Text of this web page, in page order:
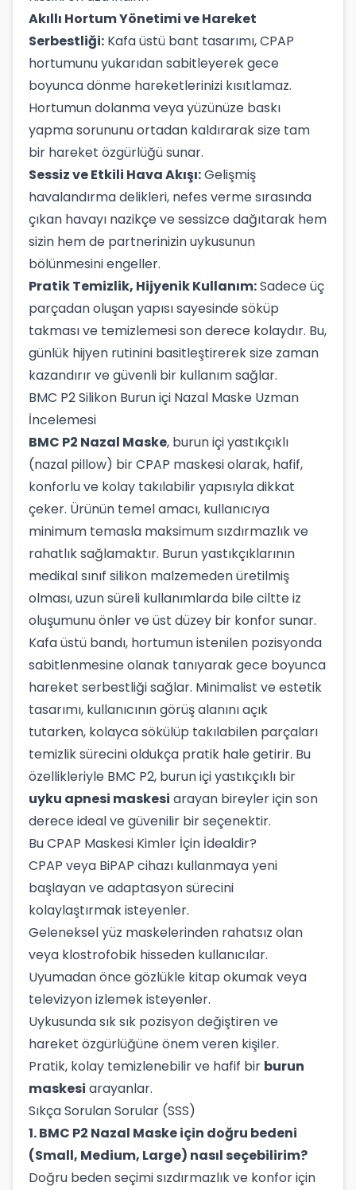
Akıllı Hortum Yönetimi ve Hareket
Serbestliği: Kafa üstü bant tasarımı, CPAP
hortumunu yukarıdan sabitleyerek gece
boyunca dönme hareketlerinizi kısıtlamaz.
Hortumun dolanma veya yüzünüze baskı
yapma sorununu ortadan kaldırarak size tam
bir hareket özgürlüğü sunar.
Sessiz ve Etkili Hava Akışı:Gelişmiş
havalandırma delikleri, nefes verme sırasında
çıkan havayı nazikçe ve sessizce dağıtarak hem
sizin hem de partnerinizin uykusunun
bölünmesini engeller.
Pratik Temizlik, Hijyenik Kullanım:Sadece üç
parçadan oluşan yapısı sayesinde söküp
takması ve temizlemesi son derece kolaydır. Bu,
günlük hijyen rutinini basitleştirerek size zaman
kazandırır ve güvenli bir kullanım sağlar.
BMC P2 Silikon Burun içi Nazal Maske Uzman
İncelemesi
BMC P2 Nazal Maske, burun içi yastıkçıklı
(nazal pillow) bir CPAP maskesi olarak, hafif,
konforlu ve kolay takılabilir yapısıyla dikkat
çeker. Ürünün temel amacı, kullanıcıya
minimum temasla maksimum sızdırmazlık ve
rahatlık sağlamaktır. Burun yastıkçıklarının
medikal sınıf silikon malzemeden üretilmiş
olması, uzun süreli kullanımlarda bile ciltte iz
oluşumunu önler ve üst düzey bir konfor sunar.
Kafa üstü bandı, hortumun istenilen pozisyonda
sabitlenmesine olanak tanıyarak gece boyunca
hareket serbestliği sağlar. Minimalist ve estetik
tasarımı, kullanıcının görüş alanını açık
tutarken, kolayca sökülüp takılabilen parçaları
temizlik sürecini oldukça pratik hale getirir. Bu
özellikleriyle BMC P2, burun içi yastıkçıklı bir
uyku apnesi maskesi arayan bireyler için son
derece ideal ve güvenilir bir seçenektir.
Bu CPAP Maskesi Kimler İçin İdealdir?
CPAP veya BiPAP cihazı kullanmaya yeni
başlayan ve adaptasyon sürecini
kolaylaştırmak isteyenler.
Geleneksel yüz maskelerinden rahatsız olan
veya klostrofobik hisseden kullanıcılar.
Uyumadan önce gözlükle kitap okumak veya
televizyon izlemek isteyenler.
Uykusunda sık sık pozisyon değiştiren ve
hareket özgürlüğüne önem veren kişiler.
Pratik, kolay temizlenebilir ve hafif bir burun
maskesi arayanlar.
Sıkça Sorulan Sorular (SSS)
1. BMC P2 Nazal Maske için doğru bedeni
(Small, Medium, Large) nasıl seçebilirim?
Doğru beden seçimi sızdırmazlık ve konfor için